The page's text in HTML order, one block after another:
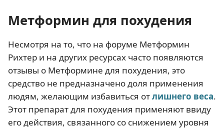
Метформин для похудения
Несмотря на то, что на форуме Метформин
Рихтер и на других ресурсах часто появляются
отзывы о Метформине для похудения, это
средство не предназначено доля применения
людям, желающим избавиться отлишнего веса.
Этот препарат для похудения применяют ввиду
его действия, связанного со снижением уровня